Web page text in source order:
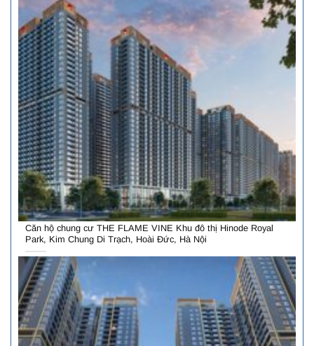
Căn hộ chung cư THE FLAME VINE Khu đô thị Hinode Royal
Park, Kim Chung Di Trạch, Hoài Đức, Hà Nội